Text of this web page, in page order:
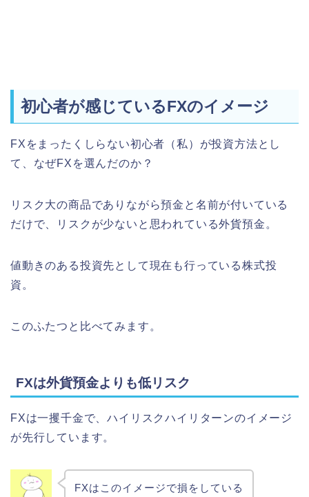
初心者が感じているFXのイメージ
FXをまったくしらない初心者（私）が投資方法とし
て、なぜFXを選んだのか？
リスク大の商品でありながら預金と名前が付いている
だけで、リスクが少ないと思われている外貨預金。
値動きのある投資先として現在も行っている株式投
資。
このふたつと比べてみます。
FXは外貨預金よりも低リスク
FXは一攫千金で、ハイリスクハイリターンのイメージ
が先行しています。
FXはこのイメージで損をしている